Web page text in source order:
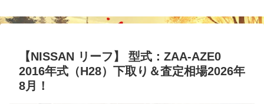
【NISSAN リーフ】 型式：ZAA-AZE0
2016年式（H28）下取り＆査定相場2026年
8月！